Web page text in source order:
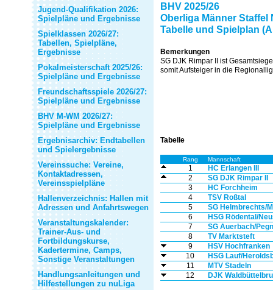
Jugend-Qualifikation 2026:
Spielpläne und Ergebnisse
Spielklassen 2026/27:
Tabellen, Spielpläne,
Ergebnisse
Pokalmeisterschaft 2025/26:
Spielpläne und Ergebnisse
Freundschaftsspiele 2026/27:
Spielpläne und Ergebnisse
BHV M-WM 2026/27:
Spielpläne und Ergebnisse
Ergebnisarchiv: Endtabellen
und Spielergebnisse
Vereinssuche: Vereine,
Kontaktadressen,
Vereinsspielpläne
Hallenverzeichnis: Hallen mit
Adressen und Anfahrtswegen
Veranstaltungskalender:
Trainer-Aus- und
Fortbildungskurse,
Kadertermine, Camps,
Sonstige Veranstaltungen
Handlungsanleitungen und
Hilfestellungen zu nuLiga
BHV 2025/26
Oberliga Männer Staffel
Tabelle und Spielplan
Bemerkungen
SG DJK Rimpar II ist
somit Aufsteiger in die
Tabelle
Rang Mannschaft
1
HC Erlangen III
2
SG DJK Rimpar II
3
HC Forchheim
4
TSV Roßtal
5
SG Helmbrechts/
6
HSG Rödental/
7
SG Auerbach/
8
TV Marktsteft
9
HSV Hochfranken
10
HSG Lauf/
11
MTV Stadeln
12
DJK